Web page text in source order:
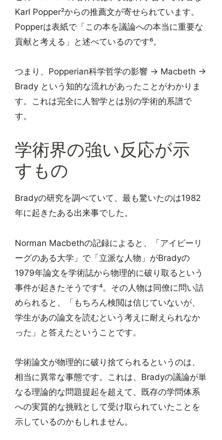
Karl Popper²からの推薦文が寄せられています。
Popperは表紙で「この本を議論への本当に重要な
貢献と考える」と述べているのです⁶。
つまり、Popperian科学哲学の影響 → Macbeth →
Brady という知的な流れがあったことがわかりま
す。これは完全に人智学とは別の学術的系譜で
す。
学術界の強い反応が示
すもの
Bradyの研究を調べていて、最も驚いたのは1982
年に起きたある出来事でした。
Norman Macbethの記録によると、「アイビーリ
ーグのある大学」で「立派な人物」がBradyの
1979年論文を学術誌から物理的に破り取るという
事件が起きたそうです⁴。その人物は同僚に問い詰
められると、「もちろん検閲は信じていないが、
学生があの論文を読むという考えに耐えられなか
った」と答えたということです。
学術論文が物理的に破り捨てられるというのは、
相当に異常な事態です。これは、Bradyの議論が単
なる理論的な問題提起を超えて、既存の学問体系
への実質的な挑戦として受け取られていたことを
示しているのかもしれません。